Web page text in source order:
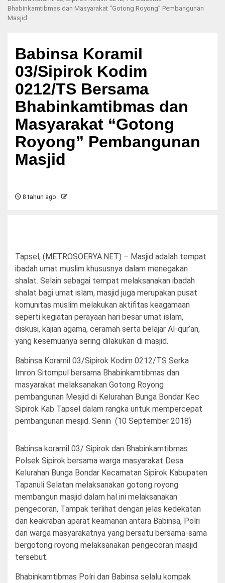
Bhabinkamtibmas dan Masyarakat “Gotong Royong” Pembangunan
Masjid
Babinsa Koramil
03/Sipirok Kodim
0212/TS Bersama
Bhabinkamtibmas dan
Masyarakat “Gotong
Royong” Pembangunan
Masjid
8 tahun ago
Tapsel, (METROSOERYA.NET) – Masjid adalah tempat
ibadah umat muslim khususnya dalam menegakan
shalat. Selain sebagai tempat melaksanakan ibadah
shalat bagi umat islam, masjid juga merupakan pusat
komunitas muslim melakukan aktifitas keagamaan
seperti kegiatan perayaan hari besar umat islam,
diskusi, kajian agama, ceramah serta belajar Al-qur’an,
yang kesemuanya sering dilakukan di masjid.
Babinsa Koramil 03/Sipirok Kodim 0212/TS Serka
Imron Sitompul bersama Bhabinkamtibmas dan
masyarakat melaksanakan Gotong Royong
pembangunan Mesjid di Kelurahan Bunga Bondar Kec
Sipirok Kab Tapsel dalam rangka untuk mempercepat
pembangunan mesjid. Senin (10 September 2018)
Babinsa koramil 03/ Sipirok dan Bhabinkamtibmas
Polsek Sipirok bersama warga masyarakat Desa
Kelurahan Bunga Bondar Kecamatan Sipirok Kabupaten
Tapanuli Selatan melaksanakan gotong royong
membangun masjid dalam hal ini melaksanakan
pengecoran, Tampak terlihat dengan jelas kedekatan
dan keakraban aparat keamanan antara Babinsa, Polri
dan warga masyarakatnya yang bersatu bersama-sama
bergotong royong melaksanakan pengecoran masjid
tersebut.
Bhabinkamtibmas Polri dan Babinsa selalu kompak